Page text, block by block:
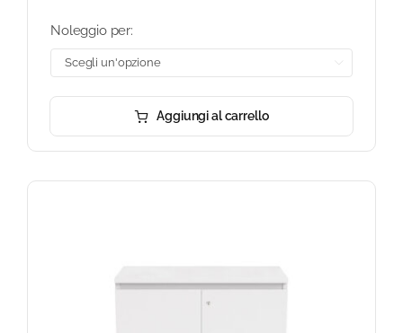
Noleggio per:
Aggiungi al carrello